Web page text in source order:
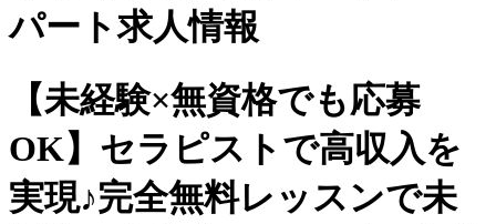
パート求人情報
【未経験×無資格でも応募
OK】セラピストで高収入を
実現♪完全無料レッスンで未